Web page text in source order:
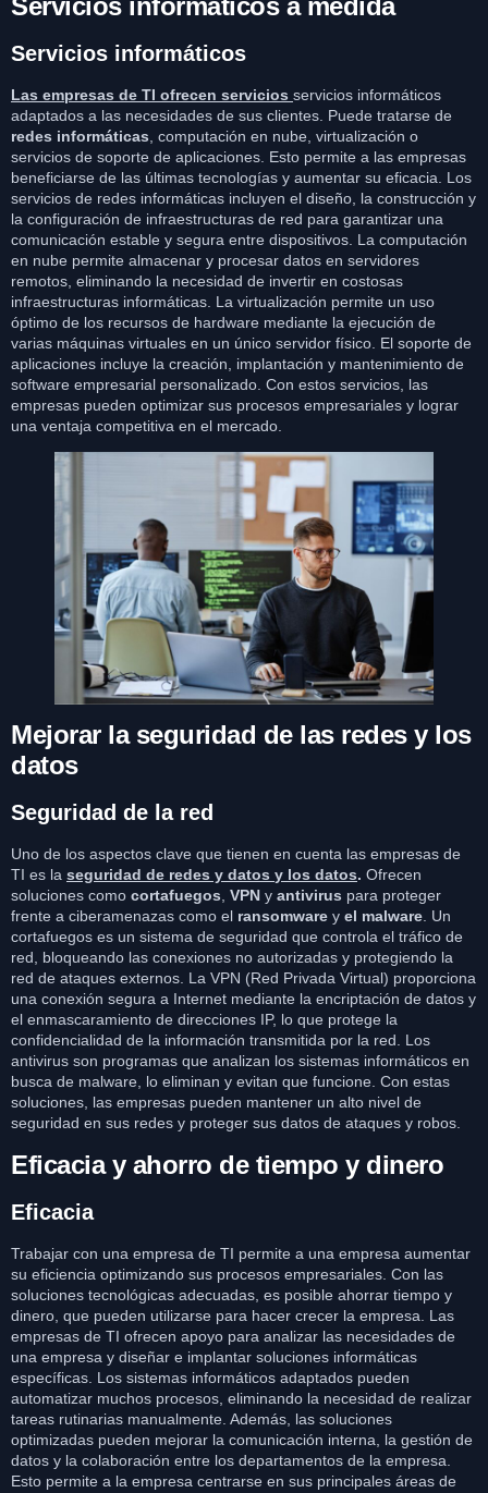
Servicios informáticos
Las empresas de TI ofrecen servicios servicios informáticos
adaptados a las necesidades de sus clientes. Puede tratarse de
redes informáticas , computación en nube, virtualización o
servicios de soporte de aplicaciones. Esto permite a las empresas
beneficiarse de las últimas tecnologías y aumentar su eficacia. Los
servicios de redes informáticas incluyen el diseño, la construcción y
la configuración de infraestructuras de red para garantizar una
comunicación estable y segura entre dispositivos. La computación
en nube permite almacenar y procesar datos en servidores
remotos, eliminando la necesidad de invertir en costosas
infraestructuras informáticas. La virtualización permite un uso
óptimo de los recursos de hardware mediante la ejecución de
varias máquinas virtuales en un único servidor físico. El soporte de
aplicaciones incluye la creación, implantación y mantenimiento de
software empresarial personalizado. Con estos servicios, las
empresas pueden optimizar sus procesos empresariales y lograr
una ventaja competitiva en el mercado.
Mejorar la seguridad de las redes y los
datos
Seguridad de la red
Uno de los aspectos clave que tienen en cuenta las empresas de
TI es la seguridad de redes y datos y los datos. Ofrecen
soluciones como cortafuegos VPN y antivirus para proteger
frente a ciberamenazas como el ransomware y el malware . Un
cortafuegos es un sistema de seguridad que controla el tráfico de
red, bloqueando las conexiones no autorizadas y protegiendo la
red de ataques externos. La VPN (Red Privada Virtual) proporciona
una conexión segura a Internet mediante la encriptación de datos y
el enmascaramiento de direcciones IP, lo que protege la
confidencialidad de la información transmitida por la red. Los
antivirus son programas que analizan los sistemas informáticos en
busca de malware, lo eliminan y evitan que funcione. Con estas
soluciones, las empresas pueden mantener un alto nivel de
seguridad en sus redes y proteger sus datos de ataques y robos.
Eficacia y ahorro de tiempo y dinero
Eficacia
Trabajar con una empresa de TI permite a una empresa aumentar
su eficiencia optimizando sus procesos empresariales. Con las
soluciones tecnológicas adecuadas, es posible ahorrar tiempo y
dinero, que pueden utilizarse para hacer crecer la empresa. Las
empresas de TI ofrecen apoyo para analizar las necesidades de
una empresa y diseñar e implantar soluciones informáticas
específicas. Los sistemas informáticos adaptados pueden
automatizar muchos procesos, eliminando la necesidad de realizar
tareas rutinarias manualmente. Además, las soluciones
optimizadas pueden mejorar la comunicación interna, la gestión de
datos y la colaboración entre los departamentos de la empresa.
Esto permite a la empresa centrarse en sus principales áreas de